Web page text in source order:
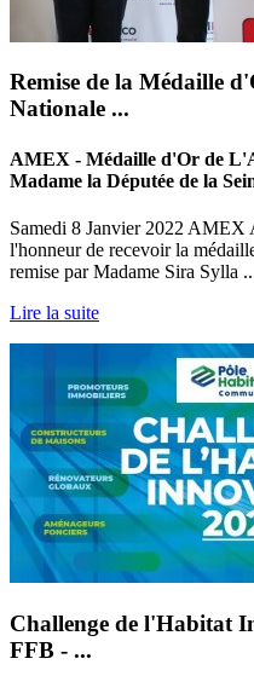
Remise de la Médaille
Nationale ...
AMEX - Médaille d'Or de
Madame la Députée de la
Samedi 8 Janvier 2022 AMEX
l'honneur de recevoir la
remise par Madame Sira Sylla
Lire la suite
Challenge de l'Habitat
FFB - ...